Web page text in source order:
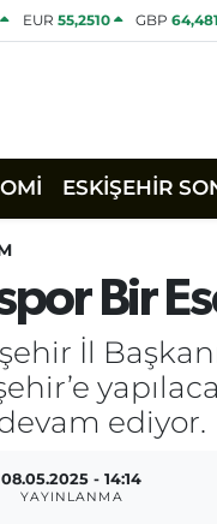
EUR 55,2510 GBP
ESKİŞEHİR
Bir
İl
ediyor.
08.05.2025 - 14:14
YAYINLANMA